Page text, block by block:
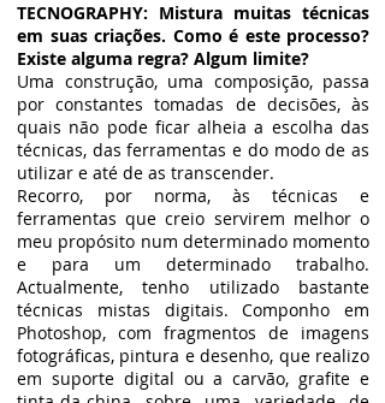
TECNOGRAPHY: Mistura muitas técnicas
em suas criações. Como é este processo?
Existe alguma regra? Algum limite?
Uma construção, uma composição, passa
por constantes tomadas de decisões, às
quais não pode ficar alheia a escolha das
técnicas, das ferramentas e do modo de as
utilizar e até de as transcender.
Recorro, por norma, às técnicas e
ferramentas que creio servirem melhor o
meu propósito num determinado momento
e para um determinado trabalho.
Actualmente, tenho utilizado bastante
técnicas mistas digitais. Componho em
Photoshop, com fragmentos de imagens
fotográficas, pintura e desenho, que realizo
em suporte digital ou a carvão, grafite e